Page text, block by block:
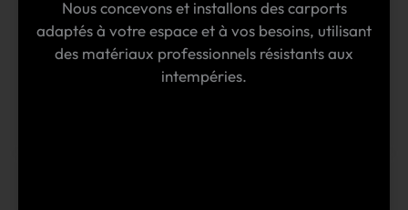
Nous concevons et installons des carports
adaptés à votre espace et à vos besoins, utilisant
des matériaux professionnels résistants aux
intempéries.